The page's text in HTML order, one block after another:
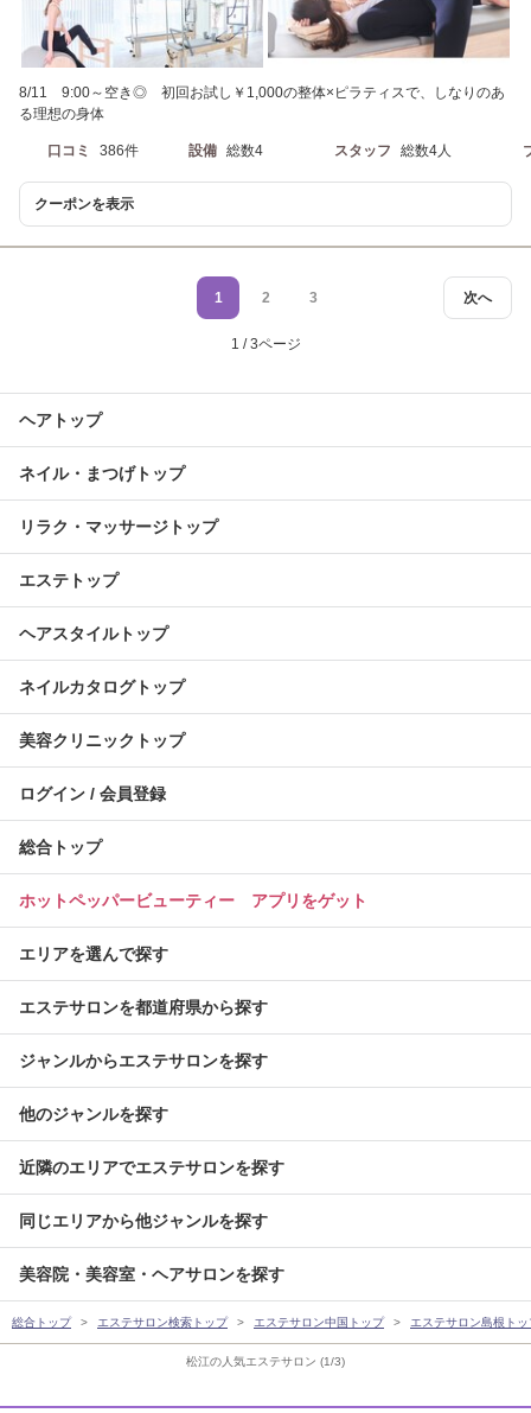
松江の人気エステサロン (1/3)
8/11 9:00～空き◎ 初回お試し￥1,000の整体×ピラティスで、しなりのあ
る理想の身体
口コミ 386件 設備 総数4 スタッフ 総数4人
クーポンを表示
次へ
1 2 3
1 / 3ページ
ヘアトップ
ネイル・まつげトップ
リラク・マッサージトップ
エステトップ
ヘアスタイルトップ
ネイルカタログトップ
美容クリニックトップ
ログイン / 会員登録
総合トップ
ホットペッパービューティー アプリをゲット
エリアを選んで探す
エステサロンを都道府県から探す
ジャンルからエステサロンを探す
他のジャンルを探す
近隣のエリアでエステサロンを探す
同じエリアから他ジャンルを探す
美容院・美容室・ヘアサロンを探す
総合トップ エステサロン検索トップ エステサロン中国トップ エステサロン島根トッ